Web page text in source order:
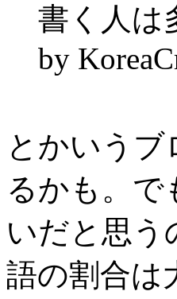
書く人は
by
とかいう
るかも。で
いだと思う
語の割合は